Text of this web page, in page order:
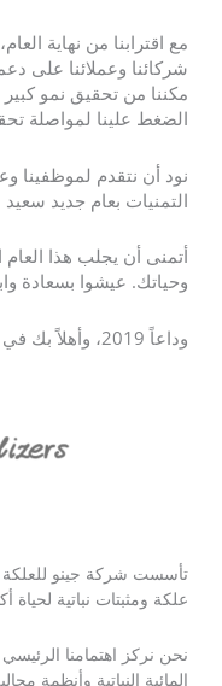
مع اقترابنا من نهاية
مكننا من تحقيق نمو
الضغط علينا لمواصلة
نود أن نتقدم لموظفينا
التمنيات بعام جديد
أتمنى أن يجلب هذا العام
وحياتك. عيشوا بسعادة
وداعاً 2019، وأهلاً بك في 2020.
علكة ومثبتات نباتية لحياة
نحن نركز اهتمامنا
المائية النباتية وأنظمة